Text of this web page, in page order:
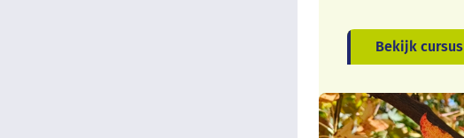
Bekijk cursus